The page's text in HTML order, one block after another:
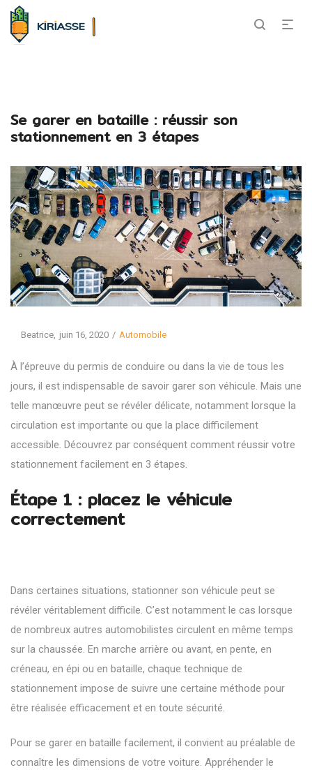
Se garer en bataille : réussir son
stationnement en 3 étapes
Beatrice Posted
juin 16, 2020
Posted
Automobile
À l’épreuve du permis de conduire ou dans la vie de tous les
jours, il est indispensable de savoir garer son véhicule. Mais une
telle manœuvre peut se révéler délicate, notamment lorsque la
circulation est importante ou que la place difficilement
accessible. Découvrez par conséquent comment réussir votre
stationnement facilement en 3 étapes.
Étape 1 : placez le véhicule
correctement
Dans certaines situations, stationner son véhicule peut se
révéler véritablement difficile. C’est notamment le cas lorsque
de nombreux autres automobilistes circulent en même temps
sur la chaussée. En marche arrière ou avant, en pente, en
créneau, en épi ou en bataille, chaque technique de
stationnement impose de suivre une certaine méthode pour
être réalisée efficacement et en toute sécurité.
Pour se garer en bataille facilement, il convient au préalable de
connaître les dimensions de votre voiture. Appréhender le